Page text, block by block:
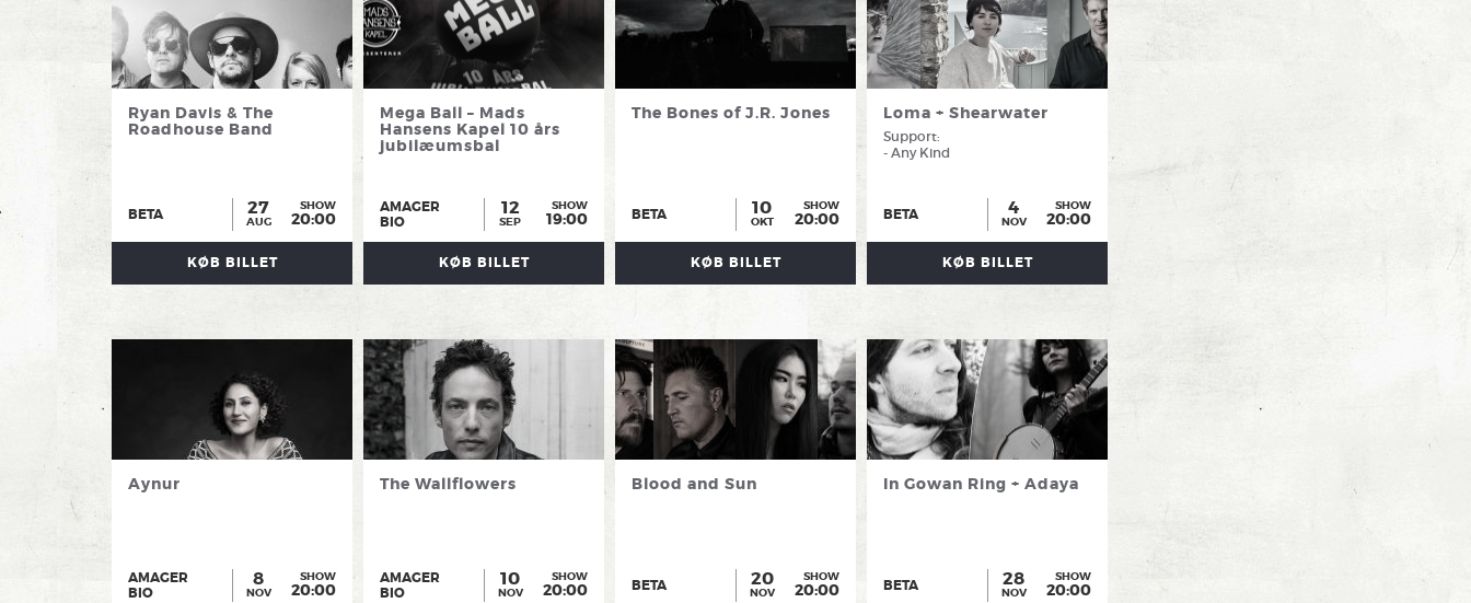
Ryan Davis & The
Roadhouse Band
BETA 27
AUG
SHOW
20:00
KØB BILLET
Mega Ball – Mads
Hansens Kapel 10 års
jubilæumsbal
AMAGER
BIO
12
SEP
SHOW
19:00
KØB BILLET
The Bones of J.R. Jones
BETA 10
OKT
SHOW
20:00
KØB BILLET
Loma + Shearwater
Support:
- Any Kind
BETA 4
NOV
SHOW
20:00
KØB BILLET
Aynur
AMAGER
BIO
8
NOV
SHOW
20:00
The Wallflowers
AMAGER
BIO
10
NOV
SHOW
20:00
Blood and Sun
BETA 20
NOV
SHOW
20:00
In Gowan Ring + Adaya
BETA 28
NOV
SHOW
20:00